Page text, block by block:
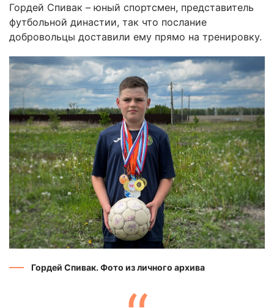
Гордей Спивак – юный спортсмен, представитель
футбольной династии, так что послание
добровольцы доставили ему прямо на тренировку.
Гордей Спивак. Фото из личного архива